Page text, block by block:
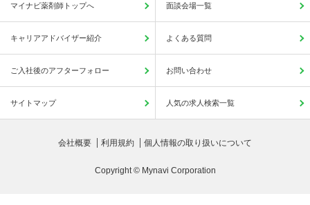
マイナビ薬剤師トップへ 面談会場一覧
キャリアアドバイザー紹介 よくある質問
ご入社後のアフターフォロー お問い合わせ
サイトマップ 人気の求人検索一覧
会社概要 利用規約 個人情報の取り扱いについて
Copyright © Mynavi Corporation